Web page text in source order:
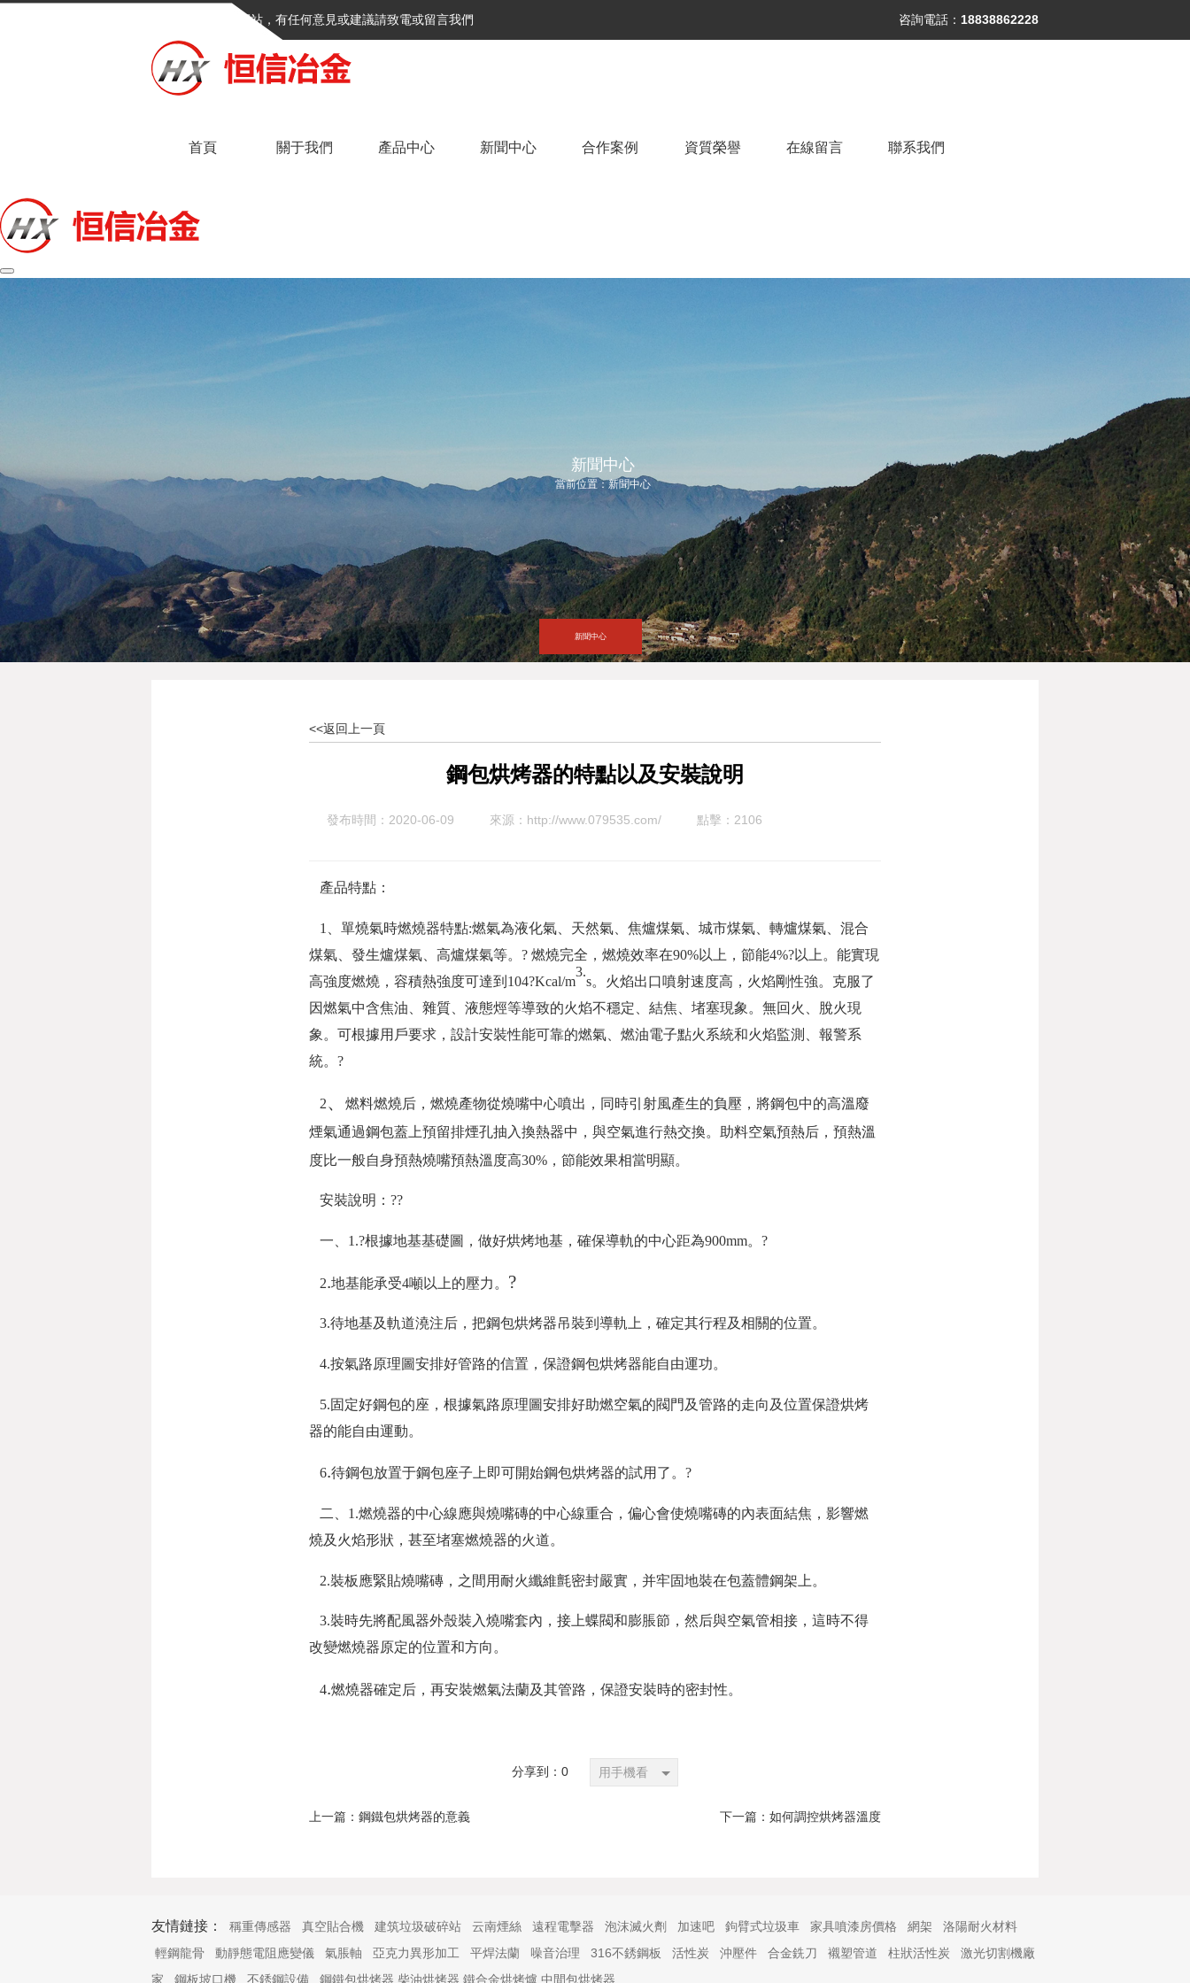
歡迎進入我們的網站，有任何意見或建議請致電或留言我們 咨詢電話： 18838862228
首頁 關于我們 產品中心 新聞中心 合作案例 資質榮譽 在線留言 聯系我們
新聞中心
當前位置：新聞中心
新聞中心
<<返回上一頁
鋼包烘烤器的特點以及安裝說明
發布時間：2020-06-09 來源：http://www.079535.com/ 點擊：2106
產品特點：
1、單燒氣時燃燒器特點:燃氣為液化氣、天然氣、焦爐煤氣、城市煤氣、轉爐煤氣、混合
煤氣、發生爐煤氣、高爐煤氣等。? 燃燒完全，燃燒效率在90%以上，節能4%?以上。能實現
高強度燃燒，容積熱強度可達到 104?Kcal/m
3.
s。 火焰出口噴射速度高，火焰剛性強。克服了
因燃氣中含焦油、雜質、液態烴等導致的火焰不穩定、結焦、堵塞現象。無回火、脫火現
象。可根據用戶要求，設計安裝性能可靠的燃氣、燃油電子點火系統和火焰監測、報警系
統。?
2、燃料燃燒后，燃燒產物從燒嘴中心噴出，同時引射風產生的負壓，將鋼包中的高溫廢
煙氣通過鋼包蓋上預留排煙孔抽入換熱器中，與空氣進行熱交換。助料空氣預熱后，預熱溫
度比一般自身預熱燒嘴預熱溫度高30%，節能效果相當明顯。
安裝說明：??
一、1.?根據地基基礎圖，做好烘烤地基，確保導軌的中心距為900mm。?
2.地基能承受4噸以上的壓力。 ?
3.待地基及軌道澆注后，把鋼包烘烤器吊裝到導軌上，確定其行程及相關的位置。
4.按氣路原理圖安排好管路的信置，保證鋼包烘烤器能自由運功。
5.固定好鋼包的座，根據氣路原理圖安排好助燃空氣的閥門及管路的走向及位置保證烘烤
器的能自由運動。
6.待鋼包放置于鋼包座子上即可開始鋼包烘烤器的試用了。?
二、 1.燃燒器的中心線應與燒嘴磚的中心線重合，偏心會使燒嘴磚的內表面結焦，影響燃
燒及火焰形狀，甚至堵塞燃燒器的火道。
2.裝板應緊貼燒嘴磚，之間用耐火纖維氈密封嚴實，并牢固地裝在包蓋體鋼架上。
3.裝時先將配風器外殼裝入燒嘴套內，接上蝶閥和膨脹節，然后與空氣管相接，這時不得
改變燃燒器原定的位置和方向。
4.燃燒器確定后，再安裝燃氣法蘭及其管路，保證安裝時的密封性。
分享到： 0 用手機看
上一篇：鋼鐵包烘烤器的意義 下一篇： 如何調控烘烤器溫度
友情鏈接： 稱重傳感器 真空貼合機 建筑垃圾破碎站 云南煙絲 遠程電擊器 泡沫滅火劑 加速吧 鉤臂式垃圾車 家具噴漆房價格 網架
洛陽耐火材料
輕鋼龍骨
動靜態電阻應變儀 氣脹軸 亞克力異形加工 平焊法蘭 噪音治理 316不銹鋼板 活性炭 沖壓件 合金銑刀 襯塑管道 柱狀活性炭
激光切割機廠
家
鋼板坡口機 不銹鋼設備 鋼鐵包烘烤器 柴油烘烤器 鐵合金烘烤爐 中間包烘烤器